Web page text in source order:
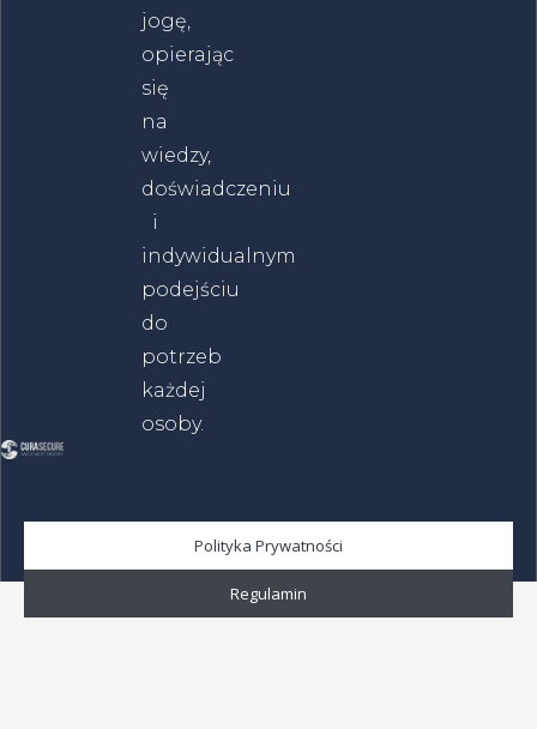
jogę,
opierając
się
na
wiedzy,
doświadczeniu
i
indywidualnym
podejściu
do
potrzeb
każdej
osoby.
Polityka Prywatności
Regulamin